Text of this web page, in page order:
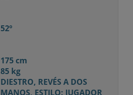
52º
175 cm
85 kg
DIESTRO, REVÉS A DOS
MANOS, ESTILO: JUGADOR